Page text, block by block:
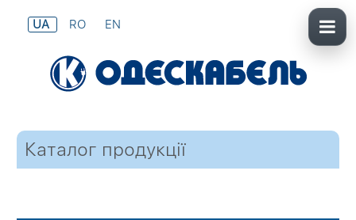
UA RO EN
Каталог продукції